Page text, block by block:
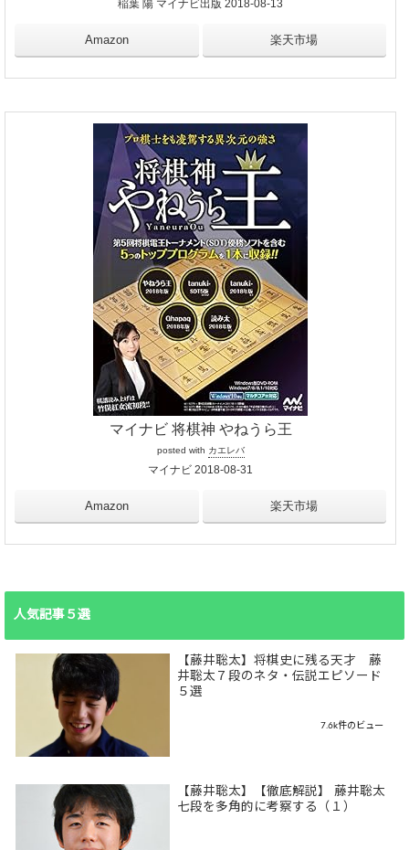
稲葉 陽 マイナビ出版 2018-08-13
Amazon 楽天市場
マイナビ 将棋神 やねうら王
posted with カエレバ
マイナビ 2018-08-31
Amazon 楽天市場
人気記事５選
【藤井聡太】将棋史に残る天才 藤
井聡太７段のネタ・伝説エピソード
５選
7.6k件のビュー
【藤井聡太】【徹底解説】 藤井聡太
七段を多角的に考察する（１）